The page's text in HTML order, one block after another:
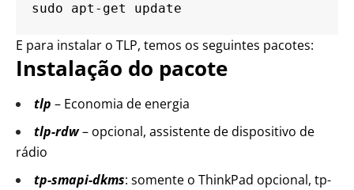
sudo apt-get update
E para instalar o TLP, temos os seguintes pacotes:
Instalação do pacote
tlp – Economia de energia
tlp-rdw– opcional, assistente de dispositivo de
rádio
tp-smapi-dkms: somente o ThinkPad opcional, tp-